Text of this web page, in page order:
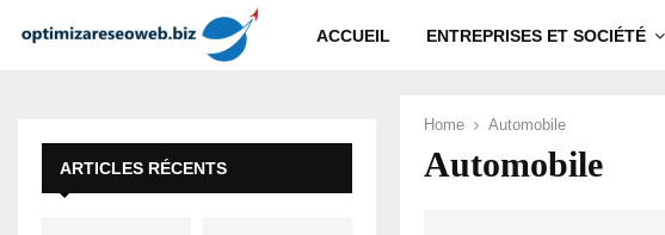
ACCUEIL ENTREPRISES ET SOCIÉTÉ
Home Automobile
Automobile
ARTICLES RÉCENTS